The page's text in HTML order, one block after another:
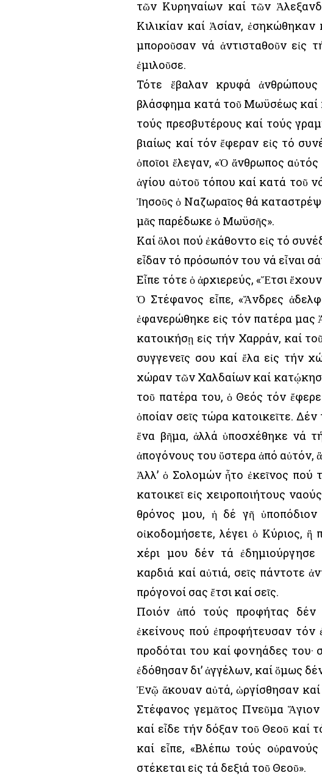
τῶν Κυρηναίων καί τῶν
Κιλικίαν καί Ἀσίαν,
μποροῦσαν νά ἀντισταθοῦν εἰς
ἐμιλοῦσε.
Τότε ἔβαλαν κρυφά
βλάσφημα κατά τοῦ Μωϋσέως καί
τούς πρεσβυτέρους καί τούς
βιαίως καί τόν ἔφεραν εἰς τό
ὁποῖοι ἔλεγαν, «Ὁ ἄνθρωπος
ἁγίου αὐτοῦ τόπου καί κατά τοῦ
Ἰησοῦς ὁ Ναζωραῖος θά
μᾶς παρέδωκε ὁ Μωϋσῆς».
Καί ὅλοι πού ἐκάθοντο εἰς τό
εἶδαν τό πρόσωπόν του νά εἶναι
Εἶπε τότε ὁ ἀρχιερεύς, «Ἔτσι
Ὁ Στέφανος εἶπε, «Ἄνδρες
ἐφανερώθηκε εἰς τόν πατέρα μας
κατοικήσῃ εἰς τήν Χαρράν, καί
συγγενεῖς σου καί ἔλα εἰς τήν
χώραν τῶν Χαλδαίων καί
τοῦ πατέρα του, ὁ Θεός τόν
ὁποίαν σεῖς τώρα κατοικεῖτε.
ἕνα βῆμα, ἀλλά ὑποσχέθηκε νά
ἀπογόνους του ὕστερα ἀπό αὐτόν,
Ἀλλ’ ὁ Σολομών ἦτο ἐκεῖνος
κατοικεῖ εἰς χειροποιήτους
θρόνος μου, ἡ δέ γῆ
οἰκοδομήσετε, λέγει ὁ Κύριος, ἢ
χέρι μου δέν τά ἐδημιούργησε
καρδιά καί αὐτιά, σεῖς πάντοτε
πρόγονοί σας ἔτσι καί σεῖς.
Ποιόν ἀπό τούς προφήτας δέν
ἐκείνους πού ἐπροφήτευσαν τόν
προδόται του καί φονηάδες του·
ἐδόθησαν δι’ ἀγγέλων, καί ὅμως
Ἐνῷ ἄκουαν αὐτά, ὠργίσθησαν καί
Στέφανος γεμᾶτος Πνεῦμα
καί εἶδε τήν δόξαν τοῦ Θεοῦ καί
καί εἶπε, «Βλέπω τούς
στέκεται εἰς τά δεξιά τοῦ Θεοῦ».